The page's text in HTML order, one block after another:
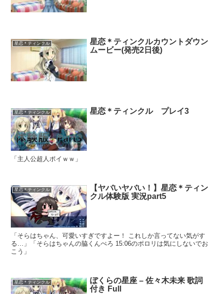
星恋＊ティンクル
星恋＊ティンクルカウントダウン
ムービー(発売2日後)
星恋＊ティンクル 星恋＊ティンクル プレイ3
「主人公超人ポイｗｗ」
星恋＊ティンクル
【ヤバいヤバい！】星恋＊ティン
クル体験版 実況part5
「そらはちゃん、可愛いすぎですよー！ これしか言ってない気がす
る…」「そらはちゃんの脇くんぺろ 15:06のポロリは気にしないでお
こう」
星恋＊ティンクル
ぼくらの星座 – 佐々木未来 歌詞
付き Full